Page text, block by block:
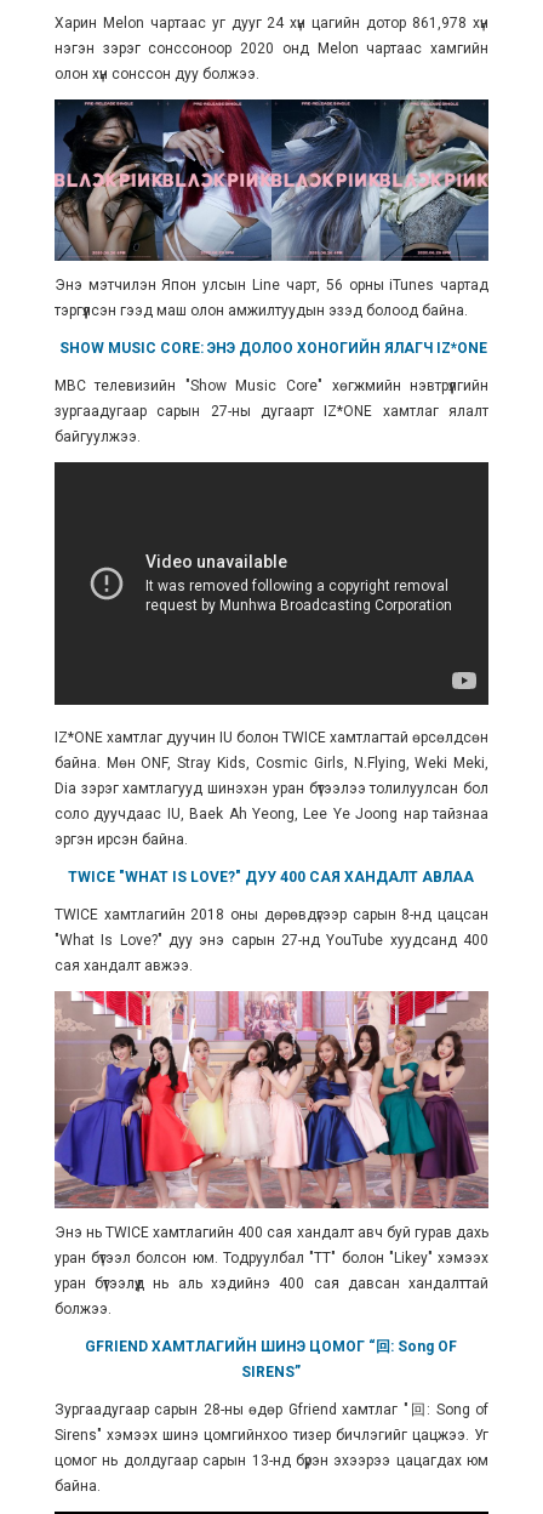
Харин Melon чартаас уг дууг 24 хүн цагийн дотор 861,978 хүн
нэгэн зэрэг сонссоноор 2020 онд Melon чартаас хамгийн
олон хүн сонссон дуу болжээ.
Энэ мэтчилэн Япон улсын Line чарт, 56 орны iTunes чартад
тэргүүлсэн гээд маш олон амжилтуудын эзэд болоод байна.
SHOW MUSIC CORE: ЭНЭ ДОЛОО ХОНОГИЙН ЯЛАГЧ IZ*ONE
MBC телевизийн "Show Music Core" хөгжмийн нэвтрүүлгийн
зургаадугаар сарын 27-ны дугаарт IZ*ONE хамтлаг ялалт
байгуулжээ.
IZ*ONE хамтлаг дуучин IU болон TWICE хамтлагтай өрсөлдсөн
байна. Мөн ONF, Stray Kids, Cosmic Girls, N.Flying, Weki Meki,
Dia зэрэг хамтлагууд шинэхэн уран бүтээлээ толилуулсан бол
соло дуучдаас IU, Baek Ah Yeong, Lee Ye Joong нар тайзнаа
эргэн ирсэн байна.
TWICE "WHAT IS LOVE?" ДУУ 400 САЯ ХАНДАЛТ АВЛАА
TWICE хамтлагийн 2018 оны дөрөвдүгээр сарын 8-нд цацсан
"What Is Love?" дуу энэ сарын 27-нд YouTube хуудсанд 400
сая хандалт авжээ.
Энэ нь TWICE хамтлагийн 400 сая хандалт авч буй гурав дахь
уран бүтээл болсон юм. Тодруулбал "TT" болон "Likey" хэмээх
уран бүтээлүүд нь аль хэдийнэ 400 сая давсан хандалттай
болжээ.
GFRIEND ХАМТЛАГИЙН ШИНЭ ЦОМОГ “回: Song OF
SIRENS”
Зургаадугаар сарын 28-ны өдөр Gfriend хамтлаг "回: Song of
Sirens" хэмээх шинэ цомгийнхоо тизер бичлэгийг цацжээ. Уг
цомог нь долдугаар сарын 13-нд бүрэн эхээрээ цацагдах юм
байна.